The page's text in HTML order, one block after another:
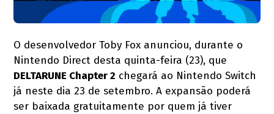
O desenvolvedor Toby Fox anunciou, durante o
Nintendo Direct desta quinta-feira (23), que
DELTARUNE Chapter 2 chegará ao Nintendo Switch
já neste dia 23 de setembro. A expansão poderá
ser baixada gratuitamente por quem já tiver